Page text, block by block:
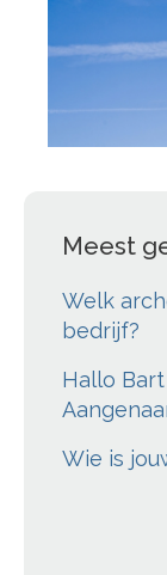
Meest
Welk
bedrijf?
Hallo
Wie is